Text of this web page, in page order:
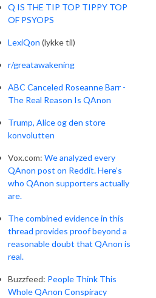
Q IS THE TIP TOP TIPPY TOP
OF PSYOPS
LexiQon (lykke til)
r/greatawakening
ABC Canceled Roseanne Barr -
The Real Reason Is QAnon
Trump, Alice og den store
konvolutten
Vox.com: We analyzed every
QAnon post on Reddit. Here’s
who QAnon supporters actually
are.
The combined evidence in this
thread provides proof beyond a
reasonable doubt that QAnon is
real.
Buzzfeed: People Think This
Whole QAnon Conspiracy